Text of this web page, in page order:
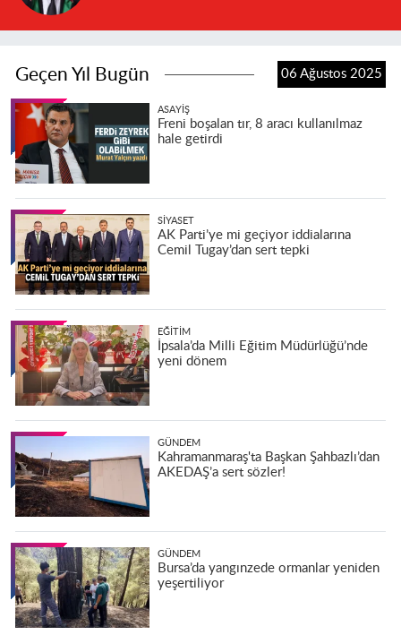
Geçen Yıl Bugün 06 Ağustos 2025
ASAYIŞ
Freni boşalan tır, 8 aracı kullanılmaz
hale getirdi
SIYASET
AK Parti’ye mi geçiyor iddialarına
Cemil Tugay’dan sert tepki
EĞITIM
İpsala’da Milli Eğitim Müdürlüğü’nde
yeni dönem
GÜNDEM
Kahramanmaraş'ta Başkan Şahbazlı’dan
AKEDAŞ’a sert sözler!
GÜNDEM
Bursa’da yangınzede ormanlar yeniden
yeşertiliyor